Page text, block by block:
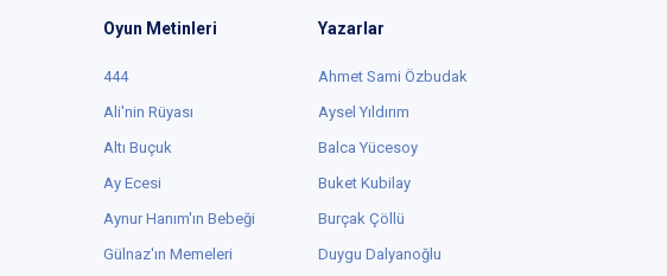
Oyun Metinleri
444
Ali'nin Rüyası
Altı Buçuk
Ay Ecesi
Aynur Hanım'ın Bebeği
Gülnaz'ın Memeleri
Yazarlar
Ahmet Sami Özbudak
Aysel Yıldırım
Balca Yücesoy
Buket Kubilay
Burçak Çöllü
Duygu Dalyanoğlu